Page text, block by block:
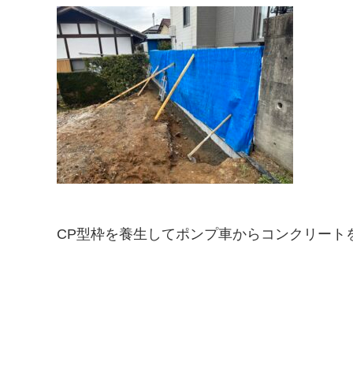
CP型枠を養生してポンプ車からコンクリート